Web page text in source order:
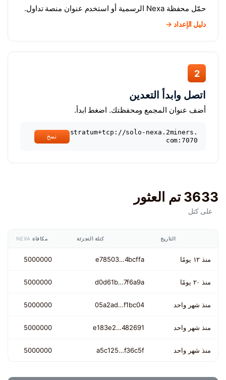
حمّل محفظة Nexa الرسمية أو استخدم عنوان منصة تداول.
دليل الإعداد →
2
اتصل وابدأ التعدين
أضف عنوان المجمع ومحفظتك. اضغط ابدأ.
stratum+tcp://solo-nexa.2miners.
com:7070
نسخ
3633 تم العثور
على كتل
التاريخ كتلة التجزئة مكافاةNEXA
منذ ١٢ يومًا e78503…4bcffa
5000000
منذ ٢٠ يومًا d0d61b…7f6a9a
5000000
منذ شهر واحد 05a2ad…f1bc04
5000000
منذ شهر واحد e183e2…482691
5000000
منذ شهر واحد a5c125…f36c5f
5000000